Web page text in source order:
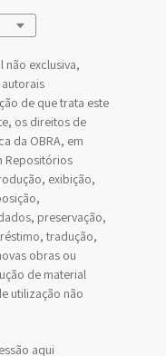
não exclusiva,
de que trata este
os direitos de
da OBRA, em
Repositórios
exibição,
preservação,
tradução,
obras ou
de material
utilização não
aqui